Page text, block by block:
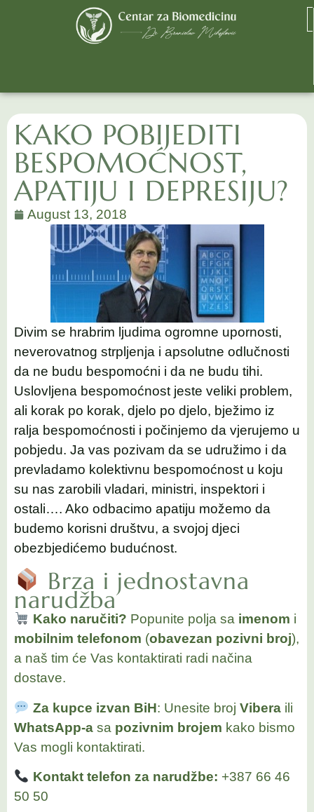
KAKO POBIJEDITI
BESPOMOĆNOST,
APATIJU I DEPRESIJU?
August 13, 2018
Divim se hrabrim ljudima ogromne upornosti,
neverovatnog strpljenja i apsolutne odlučnosti
da ne budu bespomoćni i da ne budu tihi.
Uslovljena bespomoćnost jeste veliki problem,
ali korak po korak, djelo po djelo, bježimo iz
ralja bespomoćnosti i počinjemo da vjerujemo u
pobjedu. Ja vas pozivam da se udružimo i da
prevladamo kolektivnu bespomoćnost u koju
su nas zarobili vladari, ministri, inspektori i
ostali…. Ako odbacimo apatiju možemo da
budemo korisni društvu, a svojoj djeci
obezbjedićemo budućnost.
Brza i jednostavna
narudžba
Kako naručiti? Popunite polja sa imenom i
mobilnim telefonom (obavezan pozivni broj),
a naš tim će Vas kontaktirati radi načina
dostave.
Za kupce izvan BiH: Unesite broj Viberaili
WhatsApp-a sa pozivnim brojem kako bismo
Vas mogli kontaktirati.
Kontakt telefon za narudžbe: +387 66 46
50 50